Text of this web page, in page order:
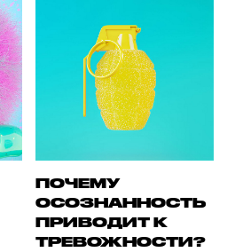
ПОЧЕМУ
ОСОЗНАННОСТЬ
ПРИВОДИТ К
ТРЕВОЖНОСТИ?